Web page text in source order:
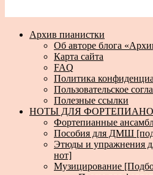
Архив пианистки
Об авторе блога
Карта сайта
FAQ
Политика
Пользовательское
Полезные ссылки
НОТЫ ДЛЯ
Фортепианные
Пособия для ДМШ
Этюды и упражнения
нот]
Музицирование